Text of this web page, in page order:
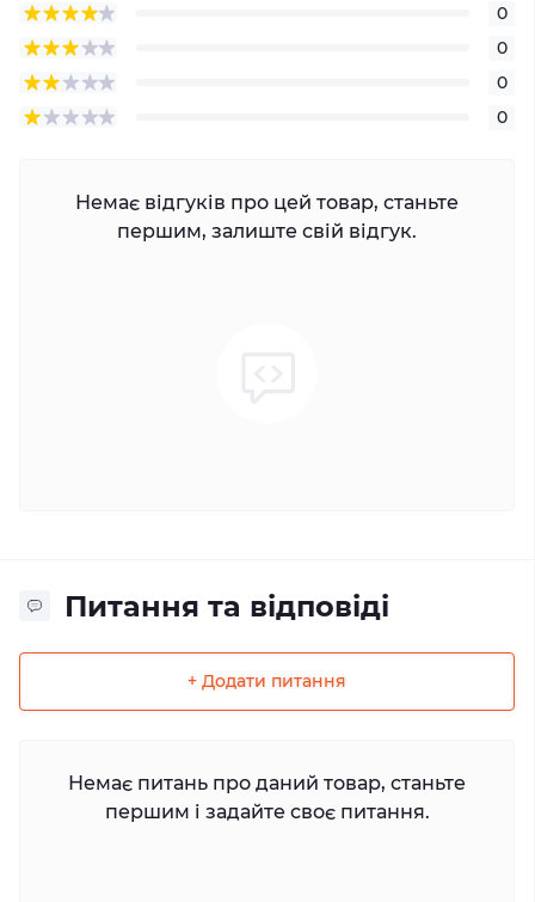
0
0
0
0
Немає відгуків про цей товар, станьте
першим, залиште свій відгук.
Питання та відповіді
+ Додати питання
Немає питань про даний товар, станьте
першим і задайте своє питання.